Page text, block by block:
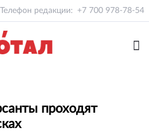
Телефон редакции: +7 700 978-78-54
проходят